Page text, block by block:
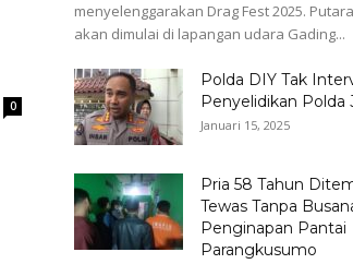
0
menyelenggarakan Drag Fest 2025.
akan dimulai di lapangan udara Gading...
Polda DIY Tak
Penyelidikan Polda
Januari 15, 2025
Pria 58 Tahun
Tewas Tanpa
Penginapan Pantai
Parangkusumo